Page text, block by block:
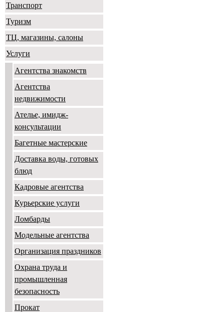
Транспорт
Туризм
ТЦ, магазины, салоны
Услуги
Агентства знакомств
Агентства
недвижимости
Ателье, имидж-
консультации
Багетные мастерские
Доставка воды, готовых
блюд
Кадровые агентства
Курьерские услуги
Ломбарды
Модельные агентства
Организация праздников
Охрана труда и
промышленная
безопасность
Прокат